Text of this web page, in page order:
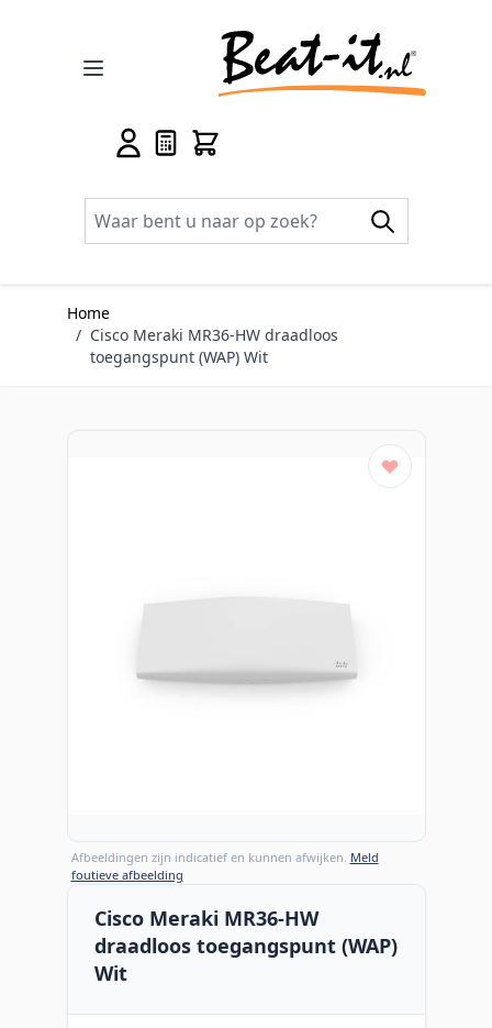
Home
/ Cisco Meraki MR36-HW draadloos
toegangspunt (WAP) Wit
Afbeeldingen zijn indicatief en kunnen afwijken. Meld
foutieve afbeelding
Cisco Meraki MR36-HW
draadloos toegangspunt (WAP)
Wit